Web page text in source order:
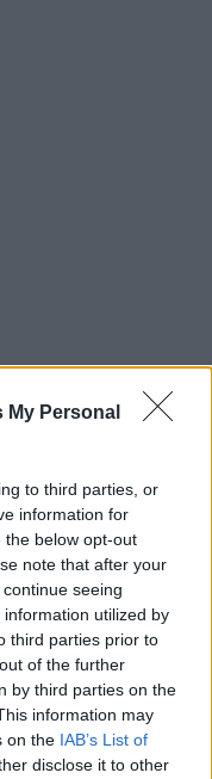
My Personal
to third parties, or
information for
the below opt-out
note that after your
seeing
utilized by
third parties prior to
of the further
by third parties on the
information may
on the IAB’s List of
disclose it to other